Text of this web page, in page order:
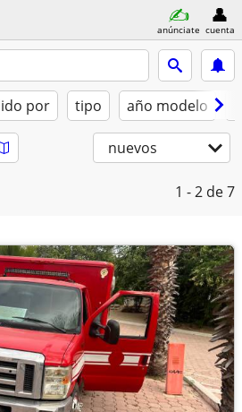
anúnciate cuenta
por tipo año modelo
nuevos
1 - 2 de 7